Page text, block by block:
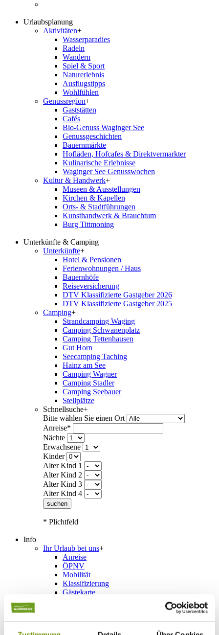
Urlaubsplanung
Aktivitäten+
Wasserparadies
Radeln
Wandern
Spiel & Sport
Naturerlebnis
Ausflugstipps
Wohlfühlen
Genussregion+
Gaststätten
Cafés
Bio-Genuss Waginger See
Genussgeschichten
Bauernmärkte
Hofläden, Hofcafes & Direktvermarkter
Kulinarische Erlebnisse
Waginger See Genusswochen
Kultur & Handwerk+
Museen & Ausstellungen
Kirchen & Kapellen
Orts- & Stadtführungen
Kunsthandwerk & Brauchtum
Burg Tittmoning
Unterkünfte & Camping
Unterkünfte+
Hotel & Pensionen
Ferienwohnungen / Haus
Bauernhöfe
Reiseversicherung
DTV Klassifizierte Gastgeber 2026
DTV Klassifizierte Gastgeber 2025
Camping+
Strandcamping Waging
Camping Schwanenplatz
Camping Tettenhausen
Gut Horn
Seecamping Taching
Hainz am See
Camping Wagner
Camping Stadler
Camping Seebauer
Stellplätze
Schnellsuche+
Bitte wählen Sie einen Ort
Anreise*
Nächte
Erwachsene
Kinder
Alter Kind 1
Alter Kind 2
Alter Kind 3
Alter Kind 4
suchen
* Plichtfeld
Info
Ihr Urlaub bei uns+
Anreise
ÖPNV
Mobilität
Klassifizierung
Gästekarte